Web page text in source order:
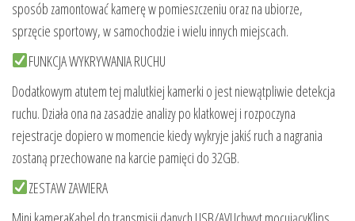
sposób zamontować kamerę w pomieszczeniu oraz na ubiorze,
sprzęcie sportowy, w samochodzie i wielu innych miejscach.
FUNKCJA WYKRYWANIA RUCHU
Dodatkowym atutem tej malutkiej kamerki o jest niewątpliwie detekcja
ruchu. Działa ona na zasadzie analizy po klatkowej i rozpoczyna
rejestracje dopiero w momencie kiedy wykryje jakiś ruch a nagrania
zostaną przechowane na karcie pamięci do 32GB.
ZESTAW ZAWIERA